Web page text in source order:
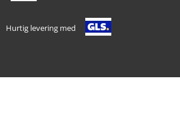
Hurtig levering med